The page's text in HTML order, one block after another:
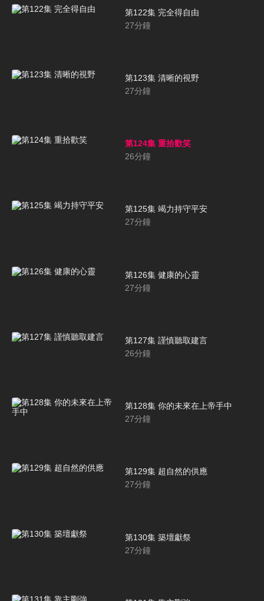
第122集 完全得自由
27分鐘
第123集 清晰的視野
27分鐘
第124集 重拾歡笑
26分鐘
第125集 竭力持守平安
27分鐘
第126集 健康的心靈
27分鐘
第127集 謹慎聽取建言
26分鐘
第128集 你的未來在上帝手中
27分鐘
第129集 超自然的供應
27分鐘
第130集 築壇獻祭
27分鐘